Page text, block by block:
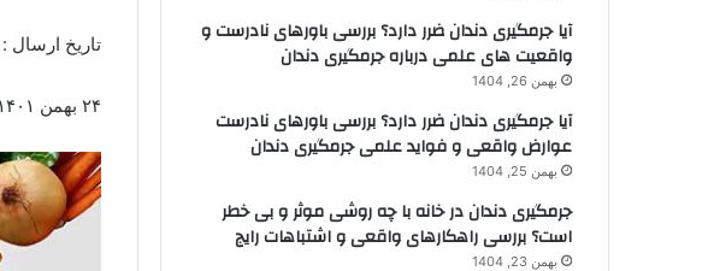
تاریخ ارسال :
۲۴ بهمن ۱۴۰۱
آیا جرمگیری دندان ضرر دارد؟ بررسی باورهای نادرست و
واقعیت های علمی درباره جرمگیری دندان
بهمن 26, 1404
آیا جرمگیری دندان ضرر دارد؟ بررسی باورهای نادرست
عوارض واقعی و فواید علمی جرمگیری دندان
بهمن 25, 1404
جرمگیری دندان در خانه با چه روشی موثر و بی خطر
است؟ بررسی راهکارهای واقعی و اشتباهات رایج
بهمن 23, 1404